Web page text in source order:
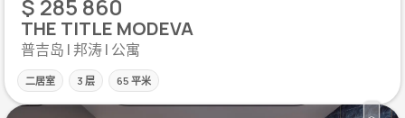
$ 285 860
THE TITLE MODEVA
普吉岛 | 邦涛 | 公寓
二居室 3 层 65 平米